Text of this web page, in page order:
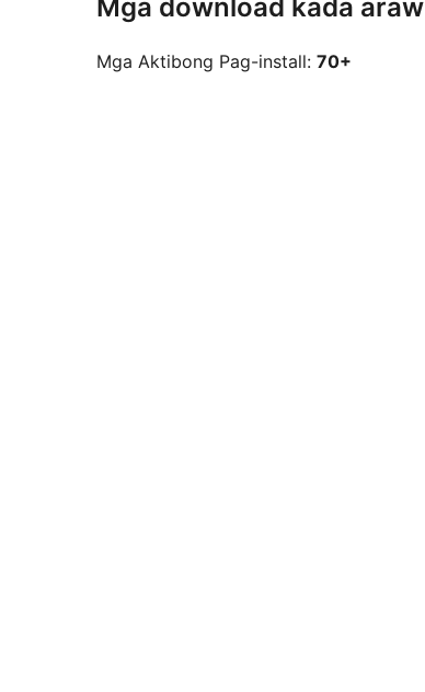
Mga download kada araw
Mga Aktibong Pag-install: 70+